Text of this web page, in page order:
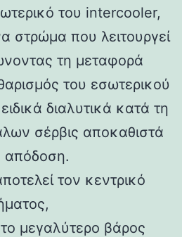
του intercooler,
στρώμα που λειτουργεί
τη μεταφορά
του εσωτερικού
διαλυτικά κατά τη
σέρβις αποκαθιστά
απόδοση.
τον κεντρικό
μεγαλύτερο βάρος